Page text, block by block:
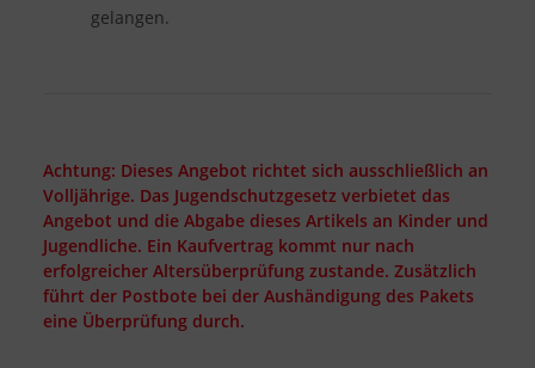
gelangen.
Achtung: Dieses Angebot richtet sich ausschließlich an
Volljährige. Das Jugendschutzgesetz verbietet das
Angebot und die Abgabe dieses Artikels an Kinder und
Jugendliche. Ein Kaufvertrag kommt nur nach
erfolgreicher Altersüberprüfung zustande. Zusätzlich
führt der Postbote bei der Aushändigung des Pakets
eine Überprüfung durch.